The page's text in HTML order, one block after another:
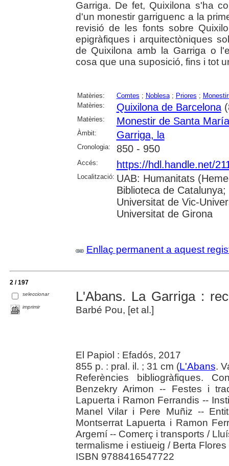
Garriga. De fet, Quixilona s'ha
d'un monestir garriguenc a la
revisió de les fonts sobre
epigràfiques i arquitectòniques
de Quixilona amb la Garriga o
cosa que una suposició, fins i tot
Matèries: Comtes ; Noblesa; Priores ;
Matèries:
Quixilona de Barcelona
Matèries: Monestir de Santa
Àmbit: Garriga, la
Cronologia: 850 - 950
Accés: https://hdl.handle.net/
Localització: UAB: Humanitats
Biblioteca de
Universitat de Vic-
Universitat de Girona
Enllaç permanent a aquest
2 / 197
seleccionar
imprimir
L'Abans. La Garriga :
Barbé Pou, [et al.]
El Papiol : Efadós, 2017
855 p. : pral. il. ; 31 cm (L'Abans.
Referències bibliogràfiques.
Benzekry Arimon -- Festes i
Lapuerta i Ramon Ferrandis --
Manel Vilar i Pere Muñiz --
Montserrat Lapuerta i Ramon
Argemí -- Comerç i transports /
termalisme i estiueig / Berta
ISBN 9788416547722